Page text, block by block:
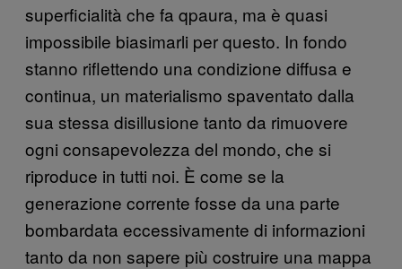
superficialità che fa qpaura, ma è quasi
impossibile biasimarli per questo. In fondo
stanno riflettendo una condizione diffusa e
continua, un materialismo spaventato dalla
sua stessa disillusione tanto da rimuovere
ogni consapevolezza del mondo, che si
riproduce in tutti noi. È come se la
generazione corrente fosse da una parte
bombardata eccessivamente di informazioni
tanto da non sapere più costruire una mappa